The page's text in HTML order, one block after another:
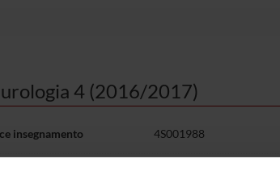
4 (2016/2017)
insegnamento 4S001988